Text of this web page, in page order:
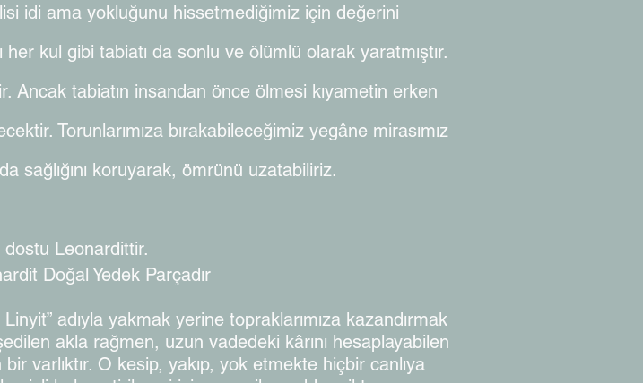
idi ama yokluğunu hissetmediğimiz için değerini
her kul gibi tabiatı da sonlu ve ölümlü olarak yaratmıştır.
tabiatın insandan önce ölmesi kıyametin erken
Torunlarımıza bırakabileceğimiz yegâne mirasımız
sağlığını koruyarak, ömrünü uzatabiliriz.
dostu Leonardittir.
Doğal Yedek Parçadır
adıyla yakmak yerine topraklarımıza kazandırmak
akla rağmen, uzun vadedeki kârını hesaplayabilen
varlıktır. O kesip, yakıp, yok etmekte hiçbir canlıya